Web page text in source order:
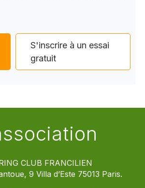
S'inscrire à un essai
gratuit
CLUB FRANCILIEN
9 Villa d’Este 75013 Paris.